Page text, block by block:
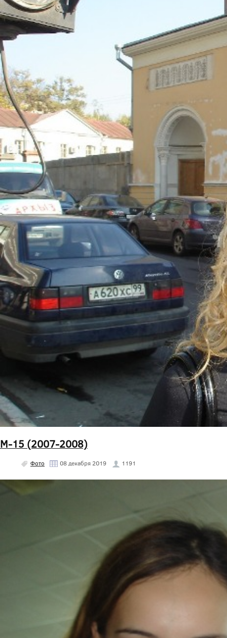
М-15 (2007-2008)
Фото 08 декабря 2019 1191